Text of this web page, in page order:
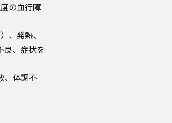
の血行障
、発熱、
良、症状を
、体調不